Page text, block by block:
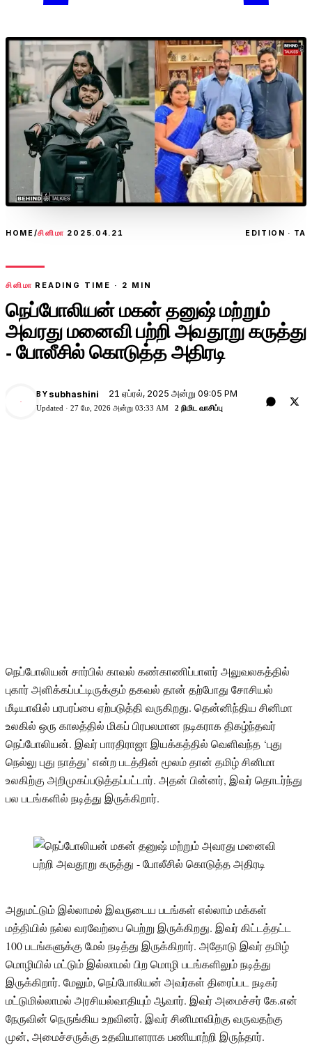
HOME/சினிமா 2025.04.21 EDITION · TA
சினிமா READING TIME · 2 MIN
நெப்போலியன் மகன் தனுஷ் மற்றும்
அவரது மனைவி பற்றி அவதூறு கருத்து
- போலீசில் கொடுத்த அதிரடி
BY subhashini 21 ஏப்ரல், 2025 அன்று 09:05 PM
Updated · 27 மே, 2026 அன்று 03:33 AM 2 நிமிட வாசிப்பு
நெப்போலியன் சார்பில் காவல் கண்காணிப்பாளர் அலுவலகத்தில்
புகார் அளிக்கப்பட்டிருக்கும் தகவல் தான் தற்போது சோசியல்
மீடியாவில் பரபரப்பை ஏற்படுத்தி வருகிறது. தென்னிந்திய சினிமா
உலகில் ஒரு காலத்தில் மிகப் பிரபலமான நடிகராக திகழ்ந்தவர்
நெப்போலியன். இவர் பாரதிராஜா இயக்கத்தில் வெளிவந்த ‘புது
நெல்லு புது நாத்து’ என்ற படத்தின் மூலம் தான் தமிழ் சினிமா
உலகிற்கு அறிமுகப்படுத்தப்பட்டார். அதன் பின்னர், இவர் தொடர்ந்து
பல படங்களில் நடித்து இருக்கிறார்.
அதுமட்டும் இல்லாமல் இவருடைய படங்கள் எல்லாம் மக்கள்
மத்தியில் நல்ல வரவேற்பை பெற்று இருக்கிறது. இவர் கிட்டத்தட்ட
100 படங்களுக்கு மேல் நடித்து இருக்கிறார். அதோடு இவர் தமிழ்
மொழியில் மட்டும் இல்லாமல் பிற மொழி படங்களிலும் நடித்து
இருக்கிறார். மேலும், நெப்போலியன் அவர்கள் திரைப்பட நடிகர்
மட்டுமில்லாமல் அரசியல்வாதியும் ஆவார். இவர் அமைச்சர் கே.என்
நேருவின் நெருங்கிய உறவினர். இவர் சினிமாவிற்கு வருவதற்கு
முன், அமைச்சருக்கு உதவியாளராக பணியாற்றி இருந்தார்.